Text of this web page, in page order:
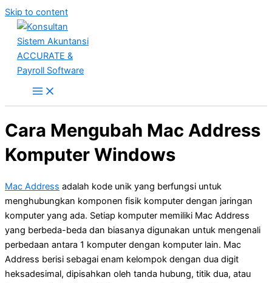
Skip to content
Cara Mengubah Mac Address
Komputer Windows
Mac Address adalah kode unik yang berfungsi untuk
menghubungkan komponen fisik komputer dengan jaringan
komputer yang ada. Setiap komputer memiliki Mac Address
yang berbeda-beda dan biasanya digunakan untuk mengenali
perbedaan antara 1 komputer dengan komputer lain. Mac
Address berisi sebagai enam kelompok dengan dua digit
heksadesimal, dipisahkan oleh tanda hubung, titik dua, atau